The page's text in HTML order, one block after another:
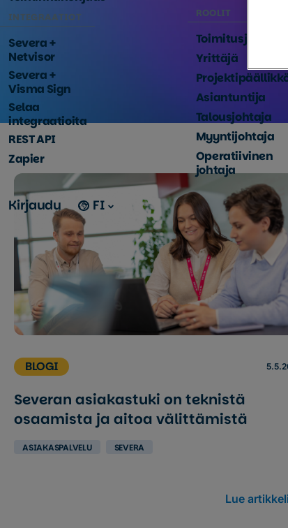
INTEGRAATIOT
Severa +
Netvisor
Severa +
Visma Sign
Selaa
integraatioita
REST API
Zapier
ROOLIT
Toimitusjohtaja
Yrittäjä
Asiantuntija
Talousjohtaja
Myyntijohtaja
Operatiivinen
johtaja
Kirjaudu FI
BLOGI
Severan asiakastuki on teknistä
osaamista ja aitoa välittämistä
ASIAKASPALVELU SEVERA
Lue artikkeli